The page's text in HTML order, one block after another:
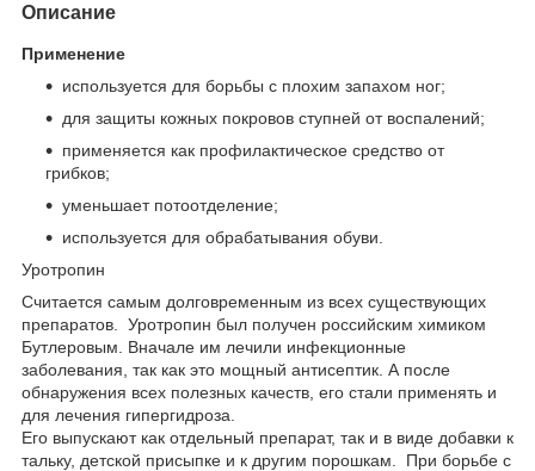
Описание
Применение
используется для борьбы с плохим запахом ног;
для защиты кожных покровов ступней от воспалений;
применяется как профилактическое средство от
грибков;
уменьшает потоотделение;
используется для обрабатывания обуви.
Уротропин
Считается самым долговременным из всех существующих
препаратов. Уротропин был получен российским химиком
Бутлеровым. Вначале им лечили инфекционные
заболевания, так как это мощный антисептик. А после
обнаружения всех полезных качеств, его стали применять и
для лечения гипергидроза.
Его выпускают как отдельный препарат, так и в виде добавки к
тальку, детской присыпке и к другим порошкам. При борьбе с